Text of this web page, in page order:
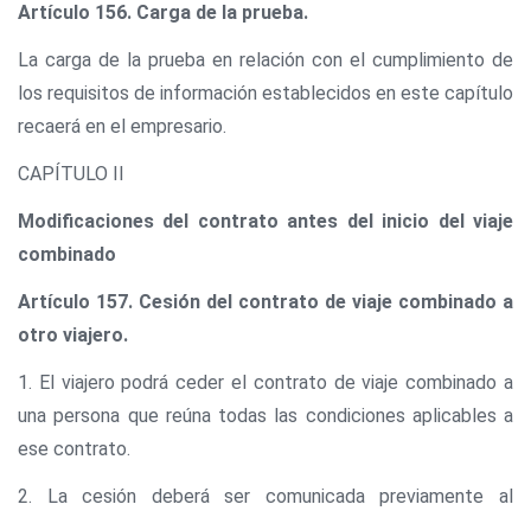
Artículo 156. Carga de la prueba.
La carga de la prueba en relación con el cumplimiento de
los requisitos de información establecidos en este capítulo
recaerá en el empresario.
CAPÍTULO II
Modificaciones del contrato antes del inicio del viaje
combinado
Artículo 157. Cesión del contrato de viaje combinado a
otro viajero.
1. El viajero podrá ceder el contrato de viaje combinado a
una persona que reúna todas las condiciones aplicables a
ese contrato.
2. La cesión deberá ser comunicada previamente al